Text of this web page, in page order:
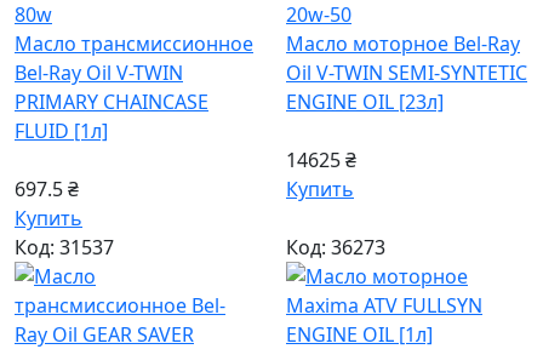
80w
Масло трансмиссионное
Bel-Ray Oil V-TWIN
PRIMARY CHAINCASE
FLUID [1л]
697.5 ₴
Купить
20w-50
Масло моторное Bel-Ray
Oil V-TWIN SEMI-SYNTETIC
ENGINE OIL [23л]
14625 ₴
Купить
Код: 31537 Код: 36273